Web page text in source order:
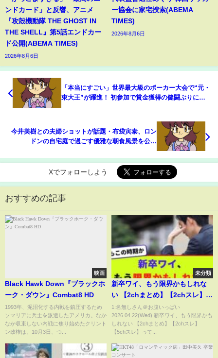
ンドカード」と反響、アニメ
『攻殻機動隊 THE GHOST IN
THE SHELL』第5話エンドカー
ド公開(ABEMA TIMES)
2026年8月6日
ー協会に家宅捜索(ABEMA
TIMES)
2026年8月6日
「本当にすごい」世界最大級のポーカー大会で“元・
東大王”が躍進！ 初参加で賞金獲得の健闘ぶりに祝
今井美樹との夫婦ショットが話題・布袋寅泰、ロン
ドンの自宅庭で過ごす優雅な朝食風景を公開
Xでフォローしよう
おすすめの記事
映画
Black Hawk Down『ブラックホ
ーク・ダウン』Combat8 HD
1993年、泥沼化する内戦を鎮圧するため
ソマリアに兵士を派遣したアメリカ。なか
なか収束しない内戦に焦り始めたクリント
ン政権は、10月3日、つ...
未分類
新卒ワイ、もう限界かもしれな
い 【2chまとめ】【2chスレ】
【5chスレ】
1:名無しさん＠お腹いっぱい
2026.04.22(Wed) 新卒ワイ、もう限界かも
しれない 【2chまとめ】【2chスレ】
【5chスレ】って...